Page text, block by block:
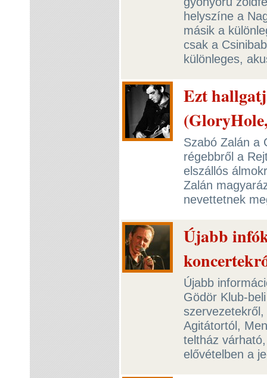
helyszíne a
másik a
csak a
különleges,
Ezt
Szabó Zalán a
régebbről a
elszállós
Zalán
nevettetnek
Újabb
Újabb
Gödör Klub-
Agitátortól,
teltház
elővételben a